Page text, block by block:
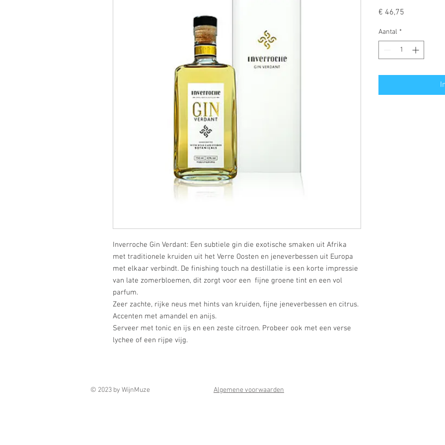
Inverroche Gin Verdant: Een subtiele gin die exotische smaken uit Afrika
met traditionele kruiden uit het Verre Oosten en jeneverbessen uit Europa
met elkaar verbindt. De finishing touch na destillatie is een korte impressie
van late zomerbloemen, dit zorgt voor een fijne groene tint en een vol
parfum.
Zeer zachte, rijke neus met hints van kruiden, fijne jeneverbessen en citrus.
Accenten met amandel en anijs.
Serveer met tonic en ijs en een zeste citroen. Probeer ook met een verse
lychee of een rijpe vijg.
€ 46,75
Aantal *
© 2023 by WijnMuze Algemene voorwaarden